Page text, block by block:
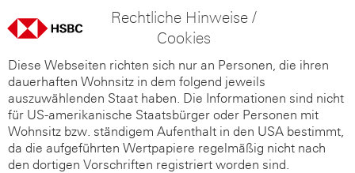
Rechtliche Hinweise /
Cookies
Diese Webseiten richten sich nur an Personen, die ihren
dauerhaften Wohnsitz in dem folgend jeweils
auszuwählenden Staat haben. Die Informationen sind nicht
für US-amerikanische Staatsbürger oder Personen mit
Wohnsitz bzw. ständigem Aufenthalt in den USA bestimmt,
da die aufgeführten Wertpapiere regelmäßig nicht nach
den dortigen Vorschriften registriert worden sind.